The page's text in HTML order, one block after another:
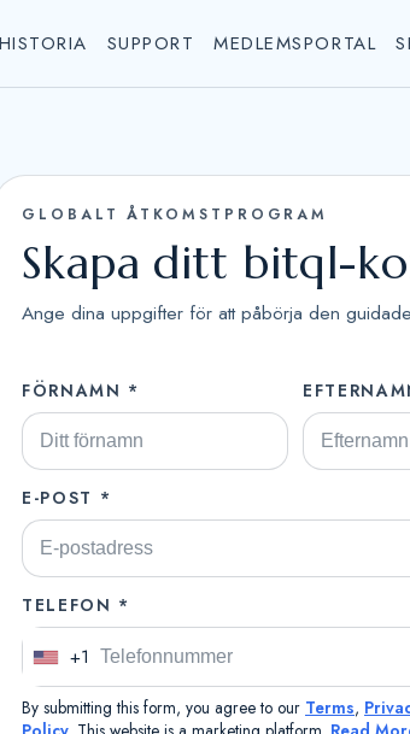
SUPPORT MEDLEMSPORTAL
GLOBALT ÅTKOMSTPROGRAM
Skapa ditt bitql-
Ange dina uppgifter för att påbörja den
FÖRNAMN *
E-POST *
TELEFON *
U
n
i
+1
By submitting this form, you agree to our Terms,